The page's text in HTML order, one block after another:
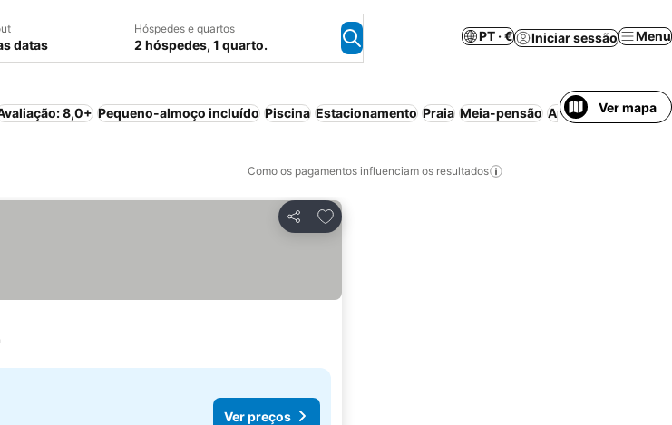
datas
Hóspedes e quartos
2 hóspedes, 1 quarto.
PT · € Iniciar sessão Menu
8,0+ Pequeno-almoço incluído Piscina Estacionamento Praia Meia-pensão AparthotelVer mapa
Como os pagamentos influenciam os resultados
Partilhar
Adicionar aos favoritos
Ver preços